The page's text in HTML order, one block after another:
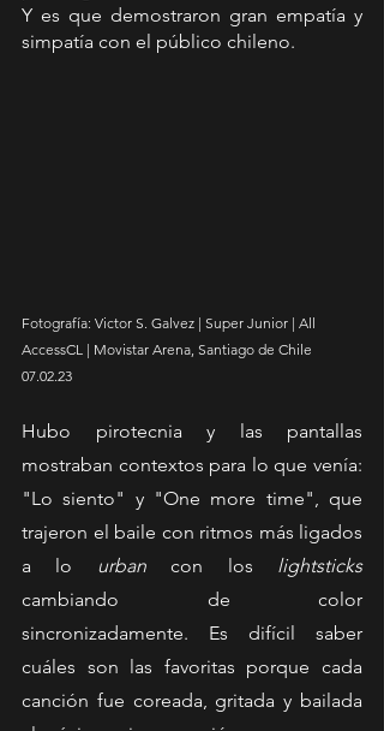
Y es que demostraron gran empatía y
simpatía con el público chileno.
Fotografía: Victor S. Galvez | Super Junior | All
AccessCL | Movistar Arena, Santiago de Chile
07.02.23
Hubo pirotecnia y las pantallas
mostraban contextos para lo que venía:
"Lo siento" y "One more time", que
trajeron el baile con ritmos más ligados
a lo urban con los lightsticks
cambiando de color
sincronizadamente. Es difícil saber
cuáles son las favoritas porque cada
canción fue coreada, gritada y bailada